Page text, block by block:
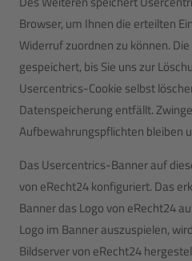
Browser, um Ihnen die erteilten
Widerruf zuordnen zu können.
gespeichert, bis Sie uns zur
Usercentrics-Cookie selbst
Datenspeicherung entfällt.
Aufbewahrungspflichten bleiben
Das Usercentrics-Banner auf
von eRecht24 konfiguriert. Das
Banner das Logo von eRecht24
Logo im Banner auszuspielen,
Bildserver von eRecht24